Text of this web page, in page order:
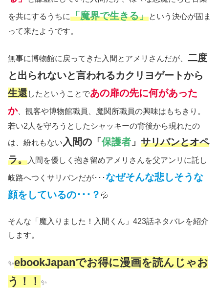
を共にするうちに「魔界で生きる」という決心が固ま
って来たようです。
無事に博物館に戻ってきた入間とアメリさんだが、 二度
と出られないと言われるカクリヨゲートから
生還 したということであの扉の先に何があった
か、観客や博物館職員、魔関所職員の興味はもちきり。
若い2人を守ろうとしたシャッキーの背後から現れたの
は、紛れもない 入間の「 保護者 」 サリバンとオペ
ラ。入間を優しく抱き留めアメリさんを父アンリに託し
岐路へつくサリバンだが･･･なぜそんな悲しそうな
顔をしているの･･･？ 💦
そんな「魔入りました！入間くん」423話ネタバレを紹介
します。
✨ebookJapanでお得に漫画を読んじゃお
う！！ ✨